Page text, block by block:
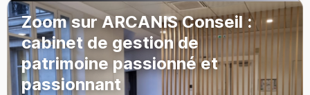
Zoom sur ARCANIS Conseil :
cabinet de gestion de
patrimoine passionné et
passionnant